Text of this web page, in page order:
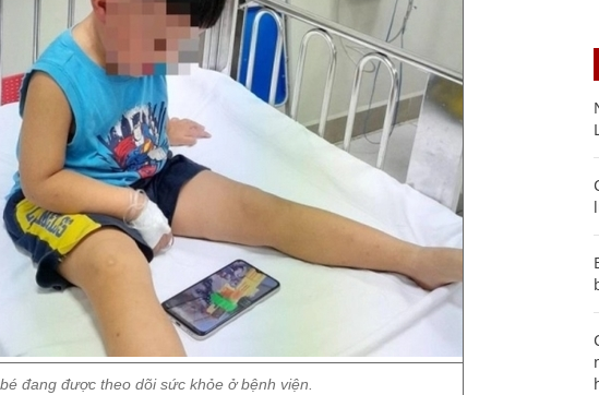
đang được theo dõi sức khỏe ở bệnh viện.